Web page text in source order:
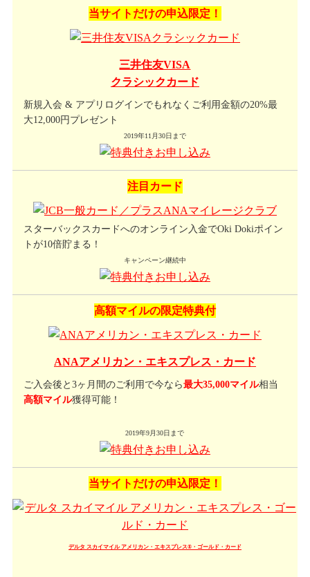
当サイトだけの申込限定！
三井住友VISA
クラシックカード
新規入会 & アプリログインでもれなくご利用金額の20%最
大12,000円プレゼント
2019年11月30日まで
注目カード
スターバックスカードへのオンライン入金でOki Dokiポイン
トが10倍貯まる！
キャンペーン継続中
高額マイルの限定特典付
ANAアメリカン・エキスプレス・カード
ご入会後と3ヶ月間のご利用で今なら最大35,000マイル相当
高額マイル獲得可能！
2019年9月30日まで
当サイトだけの申込限定！
デルタ スカイマイル アメリカン・エキスプレス®・ゴールド・カード